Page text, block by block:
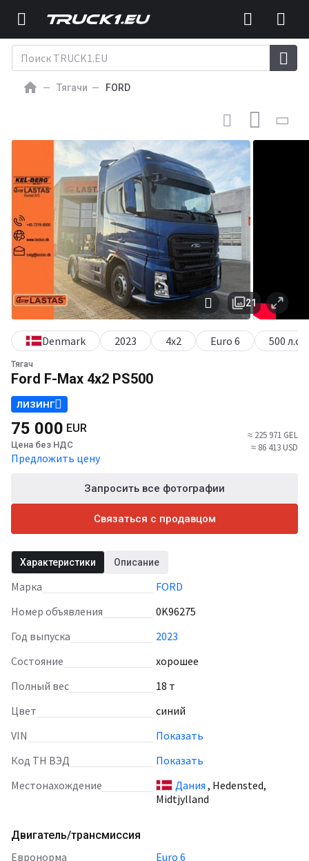
Тягачи FORD
Тягач
Ford F-Max 4x2 PS500
21
Denmark 2023 4х2 Euro 6 500 л.с.
ЛИЗИНГ
75 000 EUR
Цена без НДС
Предложить цену
≈ 225 971 GEL
≈ 86 413 USD
Запросить все фотографии
Связаться с продавцом
Характеристики Описание
Марка
FORD
Номер объявления
0K96275
Год выпуска
2023
Состояние
хорошее
Полный вес
18 т
Цвет
синий
VIN
Показать
Код ТН ВЭД
Показать
Местонахождение
Дания , Hedensted,
Midtjylland
Двигатель/трансмиссия
Евронорма
Euro 6